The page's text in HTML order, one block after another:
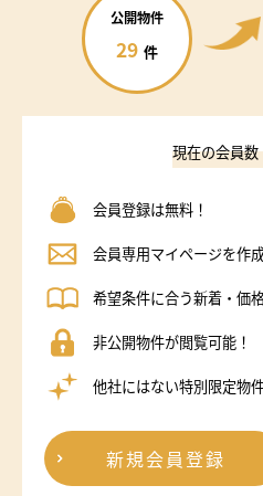
公開物件
29 件
現在の会員数
会員登録は無料！
会員専用マイページを作
希望条件に合う新着・価
非公開物件が閲覧可能！
他社にはない特別限定物
新規会員登録